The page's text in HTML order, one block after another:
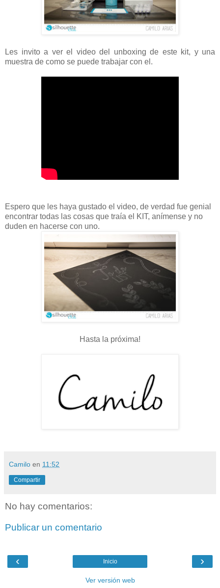
Les invito a ver el video del unboxing de este kit, y una
muestra de como se puede trabajar con el.
Espero que les haya gustado el video, de verdad fue genial
encontrar todas las cosas que traía el KIT, anímense y no
duden en hacerse con uno.
Hasta la próxima!
Camilo en 11:52
Compartir
No hay comentarios:
Publicar un comentario
‹ ›
Inicio
Ver versión web